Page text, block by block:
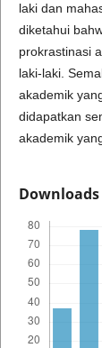
laki dan
diketahui
prokrastinasi
laki-laki.
akademik
didapatkan
akademik
Downloads